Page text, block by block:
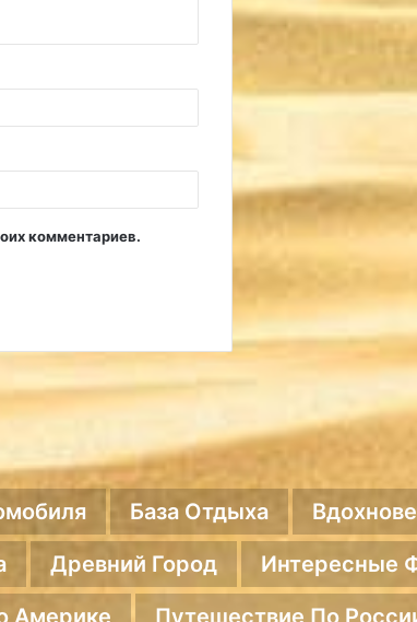
комментариев.
База Отдыха
Древний Город Интересные
Америке Путешествие По